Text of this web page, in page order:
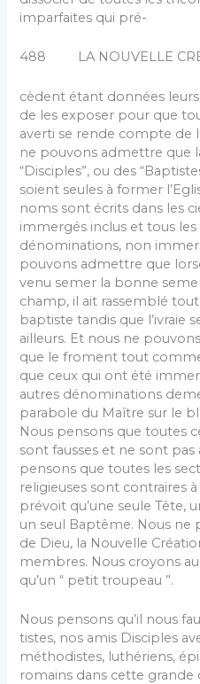
imparfaites qui pré-
488 LA NOUVELLE
cèdent étant données
de les exposer pour que
averti se rende compte de
ne pouvons admettre que
“Disciples”, ou des
soient seules à for­mer
noms sont écrits dans les
immergés inclus et tous
dénominations, non
pouvons admettre que
venu semer la bonne
champ, il ait rassemblé
baptiste tandis que l’ivraie
ailleurs. Et nous ne
que le froment tout
que ceux qui ont été
autres dénominations
parabole du Maître sur le
Nous pensons que toutes
sont fausses et ne sont
pensons que toutes les
religieuses sont contraires
prévoit qu’une seule Tête,
un seul Baptême. Nous ne
de Dieu, la Nouvelle
mem­bres. Nous croyons au
qu’un “ petit troupeau ”.
Nous pensons qu’il nous
tistes, nos amis Disciples
méthodistes, luthériens,
ro­mains dans cette